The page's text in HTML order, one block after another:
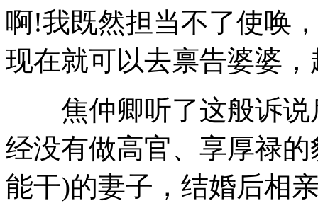
啊!我既然担当不了使唤
现在就可以去禀告婆婆
焦仲卿听了这般诉说
经没有做高官、享厚禄
能干)的妻子，结婚后相